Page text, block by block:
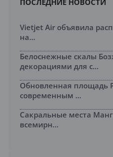
ПОСЛЕДНИЕ НОВОСТИ
Vietjet Air объявила
на...
Белоснежные скалы
декорациями для с...
Обновленная площадь
современным ...
Сакральные места
всемирн...